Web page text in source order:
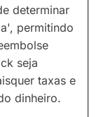
determinar
permitindo
seja
taxas e
dinheiro.